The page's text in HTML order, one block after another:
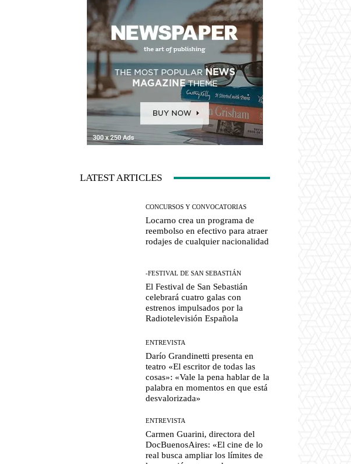
LATEST ARTICLES
CONCURSOS Y CONVOCATORIAS
Locarno crea un programa de
reembolso en efectivo para atraer
rodajes de cualquier nacionalidad
-FESTIVAL DE SAN SEBASTIÁN
El Festival de San Sebastián
celebrará cuatro galas con
estrenos impulsados por la
Radiotelevisión Española
ENTREVISTA
Darío Grandinetti presenta en
teatro «El escritor de todas las
cosas»: «Vale la pena hablar de la
palabra en momentos en que está
desvalorizada»
ENTREVISTA
Carmen Guarini, directora del
DocBuenosAires: «El cine de lo
real busca ampliar los límites de